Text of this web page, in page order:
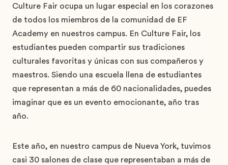
Culture Fair ocupa un lugar especial en los corazones
de todos los miembros de la comunidad de EF
Academy en nuestros campus. En Culture Fair, los
estudiantes pueden compartir sus tradiciones
culturales favoritas y únicas con sus compañeros y
maestros. Siendo una escuela llena de estudiantes
que representan a más de 60 nacionalidades, puedes
imaginar que es un evento emocionante, año tras
año.
Este año, en nuestro campus de Nueva York, tuvimos
casi 30 salones de clase que representaban a más de